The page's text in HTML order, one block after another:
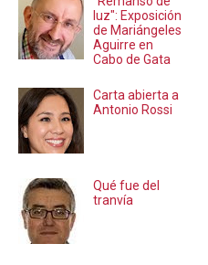
luz": Exposición
de Mariángeles
Aguirre en
Cabo de Gata
Carta abierta a
Antonio Rossi
Qué fue del
tranvía